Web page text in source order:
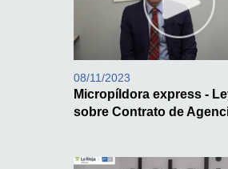
08/11/2023
Micropíldora express -
sobre Contrato de